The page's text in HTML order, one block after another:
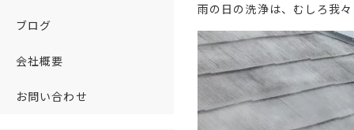
雨の日の洗浄は、むしろ我
ブログ
会社概要
お問い合わせ